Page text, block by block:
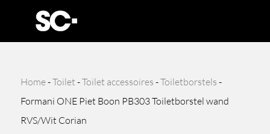
Home-Toilet -Toilet accessoires -Toiletborstels -
Formani ONE Piet Boon PB303 Toiletborstel wand
RVS/Wit Corian